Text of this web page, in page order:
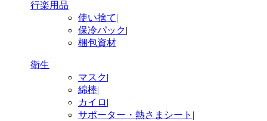
行楽用品
使い捨て|
保冷パック|
梱包資材
衛生
マスク|
綿棒|
カイロ |
サポーター・熱さまシート |